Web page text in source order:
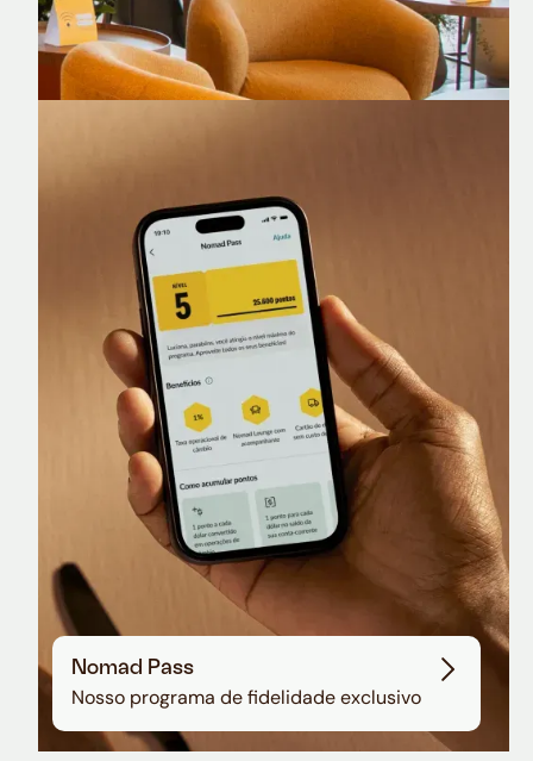
Nomad Lounge
Sala VIP no Aeroporto de Guarulhos
Nomad Pass
Nosso programa de fidelidade exclusivo